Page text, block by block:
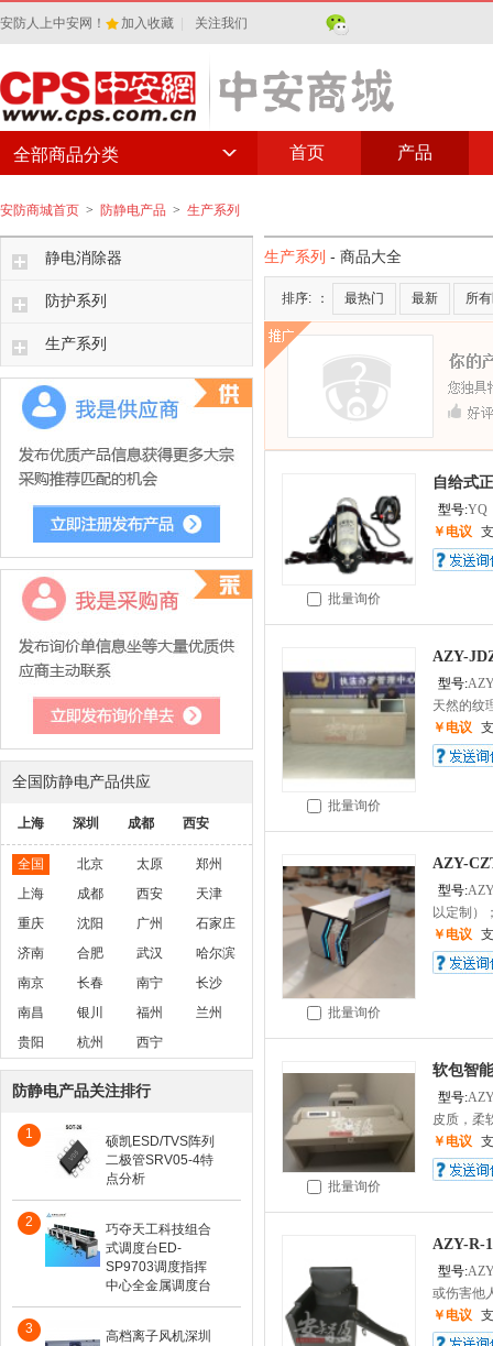
安防人上中安网！ 加入收藏 关注我们
首页 产品
全部商品分类
安防商城首页 > 防静电产品 > 生产系列
静电消除器
防护系列
生产系列
全国防静电产品供应
上海 深圳 成都 西安
全国 北京 太原
郑州
上海
成都 西安
天津
重庆
沈阳 广州
石家庄
济南
合肥 武汉
哈尔滨
南京
长春 南宁
长沙
南昌
银川 福州
兰州
贵阳
杭州 西宁
防静电产品关注排行
1
硕凯ESD/TVS阵列
二极管SRV05-4特
点分析
2
巧夺天工科技组合
式调度台ED-
SP9703调度指挥
中心全金属调度台
3
高档离子风机深圳
生产系列 - 商品大全
排序: ： 最热门 最新 所
批量询价
自给式
型号:YQ
￥电议
批量询价
AZY-
型号:
天然的纹
￥电议
批量询价
AZY-
型号:
以定制）
￥电议
批量询价
软包智
型号:
皮质，柔
￥电议
AZY-R-
型号:
或伤害他
￥电议